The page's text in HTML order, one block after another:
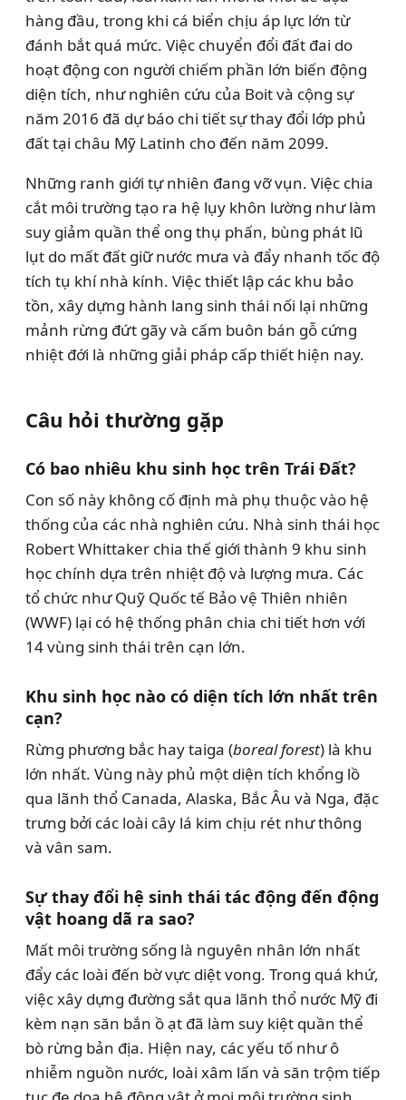
hàng đầu, trong khi cá biển chịu áp lực lớn từ
đánh bắt quá mức. Việc chuyển đổi đất đai do
hoạt động con người chiếm phần lớn biến động
diện tích, như nghiên cứu của Boit và cộng sự
năm 2016 đã dự báo chi tiết sự thay đổi lớp phủ
đất tại châu Mỹ Latinh cho đến năm 2099.
Những ranh giới tự nhiên đang vỡ vụn. Việc chia
cắt môi trường tạo ra hệ lụy khôn lường như làm
suy giảm quần thể ong thụ phấn, bùng phát lũ
lụt do mất đất giữ nước mưa và đẩy nhanh tốc độ
tích tụ khí nhà kính. Việc thiết lập các khu bảo
tồn, xây dựng hành lang sinh thái nối lại những
mảnh rừng đứt gãy và cấm buôn bán gỗ cứng
nhiệt đới là những giải pháp cấp thiết hiện nay.
Câu hỏi thường gặp
Có bao nhiêu khu sinh học trên Trái Đất?
Con số này không cố định mà phụ thuộc vào hệ
thống của các nhà nghiên cứu. Nhà sinh thái học
Robert Whittaker chia thế giới thành 9 khu sinh
học chính dựa trên nhiệt độ và lượng mưa. Các
tổ chức như Quỹ Quốc tế Bảo vệ Thiên nhiên
(WWF) lại có hệ thống phân chia chi tiết hơn với
14 vùng sinh thái trên cạn lớn.
Khu sinh học nào có diện tích lớn nhất trên
cạn?
Rừng phương bắc hay taiga (boreal forest) là khu
lớn nhất. Vùng này phủ một diện tích khổng lồ
qua lãnh thổ Canada, Alaska, Bắc Âu và Nga, đặc
trưng bởi các loài cây lá kim chịu rét như thông
và vân sam.
Sự thay đổi hệ sinh thái tác động đến động
vật hoang dã ra sao?
Mất môi trường sống là nguyên nhân lớn nhất
đẩy các loài đến bờ vực diệt vong. Trong quá khứ,
việc xây dựng đường sắt qua lãnh thổ nước Mỹ đi
kèm nạn săn bắn ồ ạt đã làm suy kiệt quần thể
bò rừng bản địa. Hiện nay, các yếu tố như ô
nhiễm nguồn nước, loài xâm lấn và săn trộm tiếp